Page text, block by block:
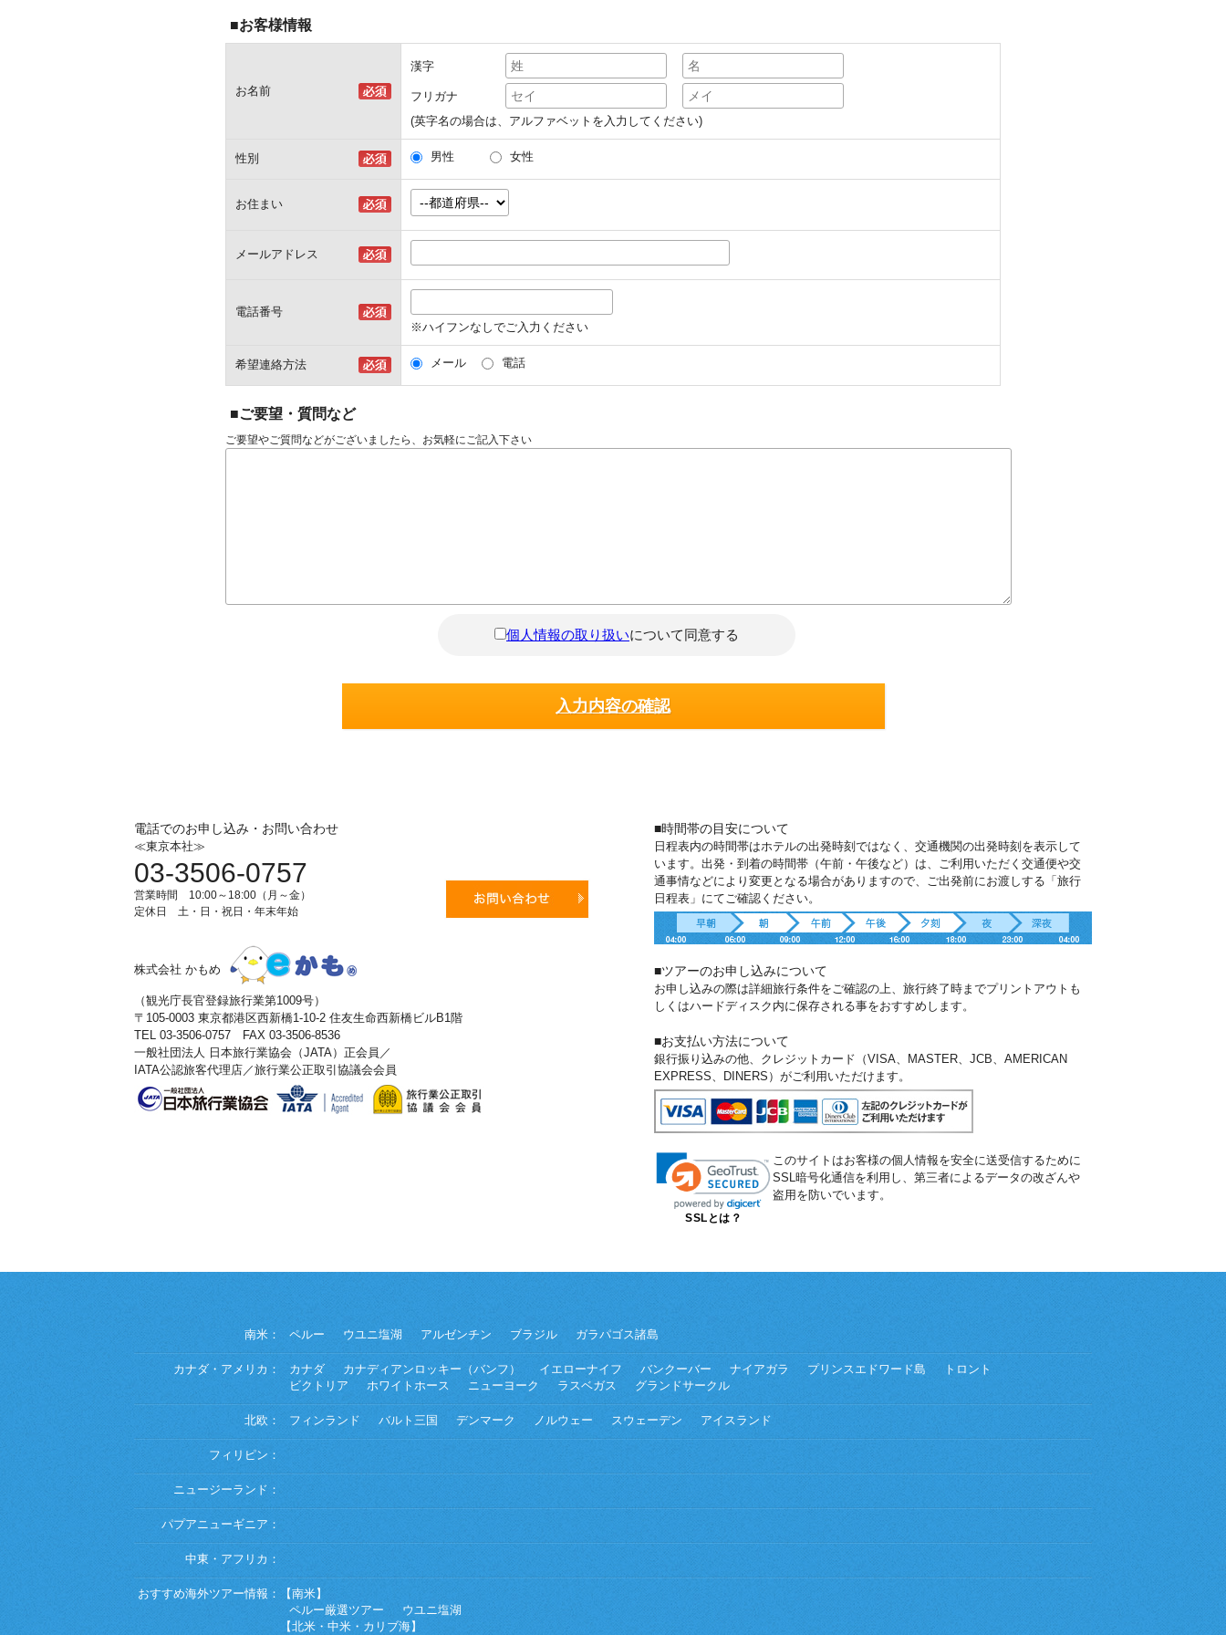
■お客様情報
お名前
漢字
フリガナ
(英字名の場合は、アルファベットを入力してください)
性別 男性 女性
お住まい
メールアドレス
電話番号
※ハイフンなしでご入力ください
希望連絡方法 メール 電話
■ご要望・質問など
ご要望やご質問などがございましたら、お気軽にご記入下さい
個人情報の取り扱いについて同意する
電話でのお申し込み・お問い合わせ
≪東京本社≫
03-3506-0757
営業時間 10:00～18:00（月～金）
定休日 土・日・祝日・年末年始
株式会社 かもめ
（観光庁長官登録旅行業第1009号）
〒105-0003 東京都港区西新橋1-10-2 住友生命西新橋ビルB1階
TEL 03-3506-0757 FAX 03-3506-8536
一般社団法人 日本旅行業協会（JATA）正会員／
IATA公認旅客代理店／旅行業公正取引協議会会員
■時間帯の目安について
日程表内の時間帯はホテルの出発時刻ではなく、交通機関の出発時刻を表示して
います。出発・到着の時間帯（午前・午後など）は、ご利用いただく交通便や交
通事情などにより変更となる場合がありますので、ご出発前にお渡しする「旅行
日程表」にてご確認ください。
■ツアーのお申し込みについて
お申し込みの際は詳細旅行条件をご確認の上、旅行終了時までプリントアウトも
しくはハードディスク内に保存される事をおすすめします。
■お支払い方法について
銀行振り込みの他、クレジットカード（VISA、MASTER、JCB、AMERICAN
EXPRESS、DINERS）がご利用いただけます。
SSLとは？
このサイトはお客様の個人情報を安全に送受信するために
SSL暗号化通信を利用し、第三者によるデータの改ざんや
盗用を防いでいます。
南米： ペルー ウユニ塩湖 アルゼンチン ブラジル ガラパゴス諸島
カナダ・アメリカ： カナダ カナディアンロッキー（バンフ） イエローナイフ バンクーバー ナイアガラ プリンスエドワード島
トロント
ビクトリア
ホワイトホース ニューヨーク ラスベガス グランドサークル
北欧： フィンランド バルト三国 デンマーク ノルウェー スウェーデン アイスランド
フィリピン：
ニュージーランド：
パプアニューギニア：
中東・アフリカ：
おすすめ海外ツアー情報：
【南米】
ペルー厳選ツアー
ウユニ塩湖
【北米・中米・カリブ海】